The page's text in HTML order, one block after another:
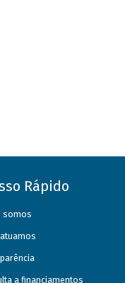
Rápido
somos
a financiamentos